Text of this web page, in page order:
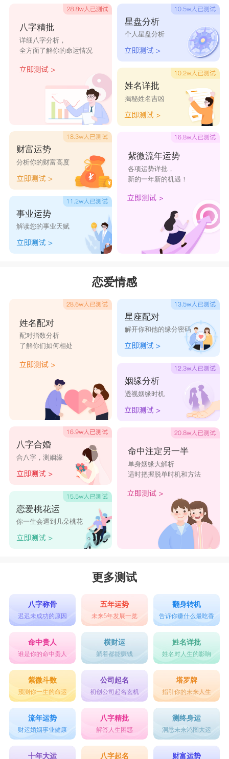
八字精批
详细八字分析，
全方面了解你的命运情况
财富运势
分析你的财富高度
事业运势
解读您的事业天赋
星盘分析
个人星盘分析
姓名详批
揭秘姓名吉凶
紫微流年运势
各项运势详批，
新的一年新的机遇！
恋爱情感
姓名配对
配对指数分析
了解你们如何相处
八字合婚
合八字，测姻缘
恋爱桃花运
你一生会遇到几朵桃花
星座配对
解开你和他的缘分密码
姻缘分析
透视姻缘时机
命中注定另一半
单身姻缘大解析
适时把握脱单时机和方法
更多测试
八字称骨
迟迟未成功的原因
五年运势
未来5年发展一览
翻身转机
告诉你赚什么最吃香
命中贵人
谁是你的命中贵人
横财运
躺着都能赚钱
姓名详批
姓名对人生的影响
紫微斗数
预测你一生的命运
公司起名
初创公司起名玄机
塔罗牌
指引你的未来人生
流年运势
财运婚姻事业健康
八字精批
解答人生困惑
测终身运
洞悉未来鸿图大运
十年大运 八字起名 财富运势